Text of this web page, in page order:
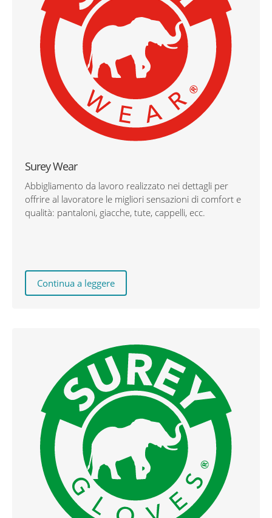
Surey Wear
Abbigliamento da lavoro realizzato nei dettagli per
offrire al lavoratore le migliori sensazioni di comfort e
qualità: pantaloni, giacche, tute, cappelli, ecc.
Continua a leggere